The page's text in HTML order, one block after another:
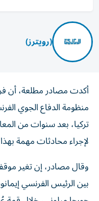
(رويترز)
أكدت مصادر مطلعة، أن
منظومة الدفاع الجوي
تركيا، ‌بعد سنوات من
لإجراء محادثات مهمة
وقال مصادر، إن تغير
بين الرئيس الفرنسي